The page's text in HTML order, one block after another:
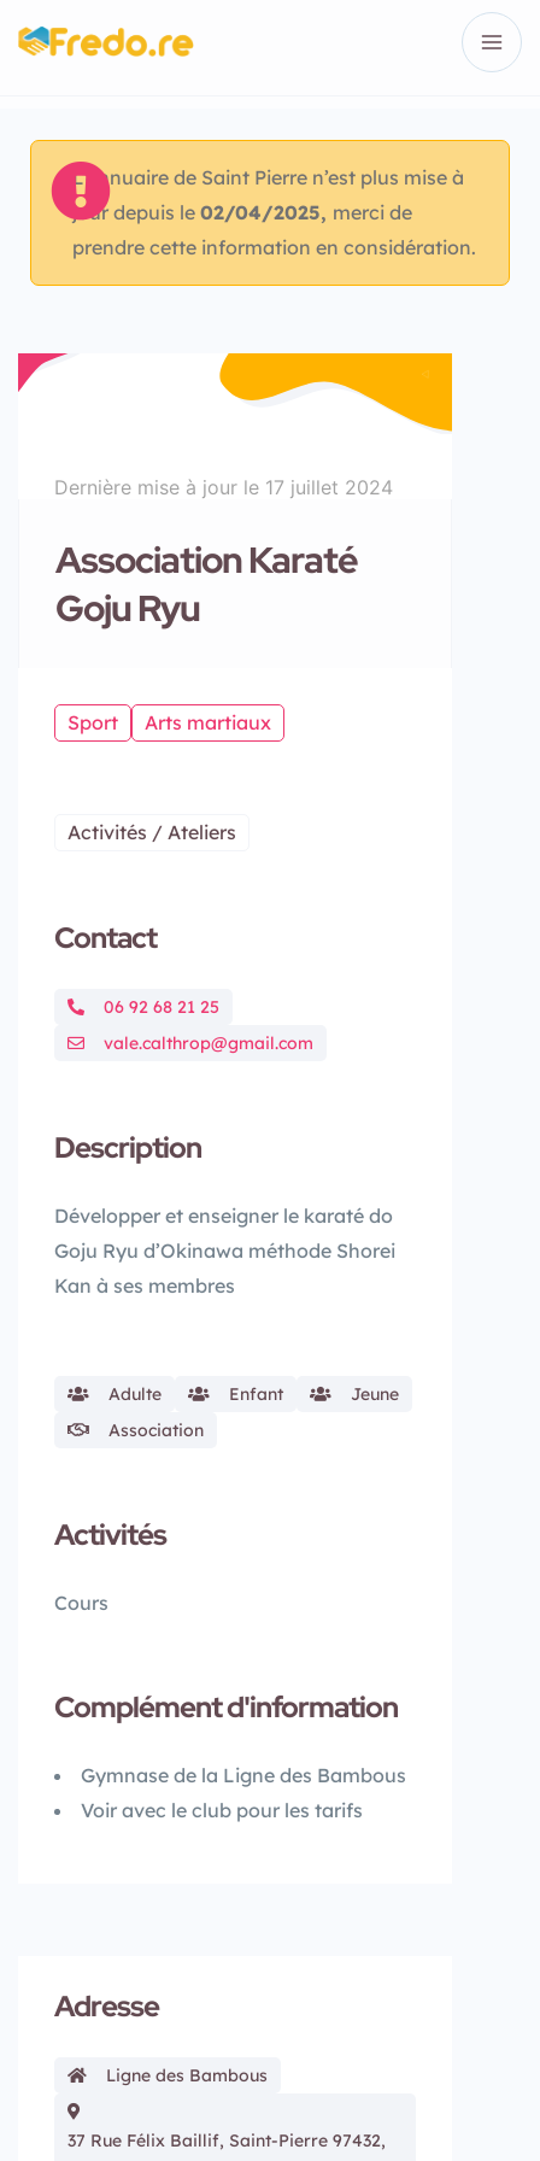
L’annuaire de Saint Pierre n’est plus mise à
jour depuis le02/04/2025, merci de
prendre cette information en considération.
Dernière mise à jour le 17 juillet 2024
Association Karaté
Goju Ryu
Sport Arts martiaux
Activités / Ateliers
Contact
06 92 68 21 25
vale.calthrop@gmail.com
Description
Développer et enseigner le karaté do
Goju Ryu d’Okinawa méthode Shorei
Kan à ses membres
Adulte Enfant
Jeune
Association
Activités
Cours
Complément d'information
Gymnase de la Ligne des Bambous
Voir avec le club pour les tarifs
Adresse
Ligne des Bambous
37 Rue Félix Baillif, Saint-Pierre 97432,